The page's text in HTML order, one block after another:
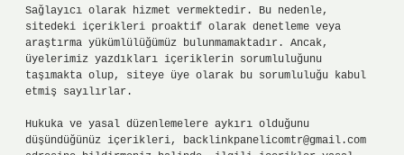
Sağlayıcı olarak hizmet vermektedir. Bu nedenle,
sitedeki içerikleri proaktif olarak denetleme veya
araştırma yükümlülüğümüz bulunmamaktadır. Ancak,
üyelerimiz yazdıkları içeriklerin sorumluluğunu
taşımakta olup, siteye üye olarak bu sorumluluğu kabul
etmiş sayılırlar.
Hukuka ve yasal düzenlemelere aykırı olduğunu
düşündüğünüz içerikleri, backlinkpanelicomtr@gmail.com